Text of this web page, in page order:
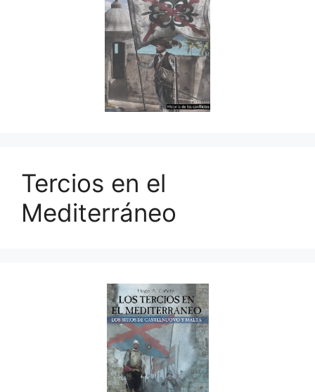
Tercios en el
Mediterráneo